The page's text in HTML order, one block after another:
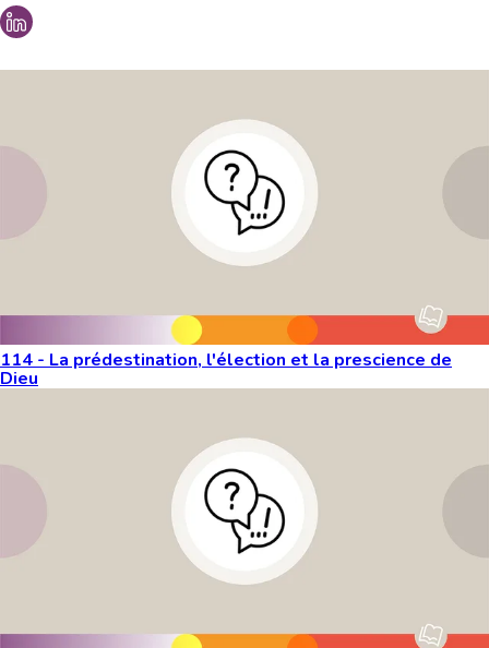
114 - La prédestination, l'élection et la prescience de
Dieu